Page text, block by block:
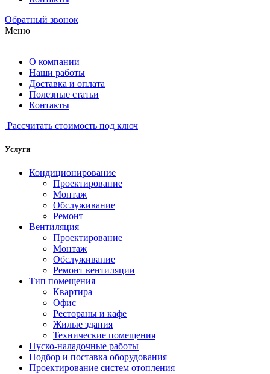
Обратный звонок
Меню
О компании
Наши работы
Доставка и оплата
Полезные статьи
Контакты
Рассчитать стоимость под ключ
Услуги
Кондиционирование
Проектирование
Монтаж
Обслуживание
Ремонт
Вентиляция
Проектирование
Монтаж
Обслуживание
Ремонт вентиляции
Тип помещения
Квартира
Офис
Рестораны и кафе
Жилые здания
Технические помещения
Пуско-наладочные работы
Подбор и поставка оборудования
Проектирование систем отопления